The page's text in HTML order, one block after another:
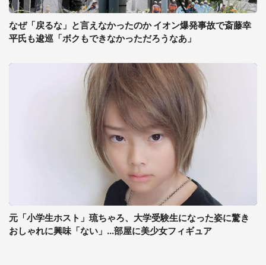
なぜ「戻るな」と言えなかったのか イオン爆発事故で斎藤幸
平氏も逡巡「ボクもできなかっただろうなあ」
元「小学生ホスト」琉ちゃろ、大学受験生になった姿に驚き
おしゃれに興味「ない」...部屋に美少女フィギュア